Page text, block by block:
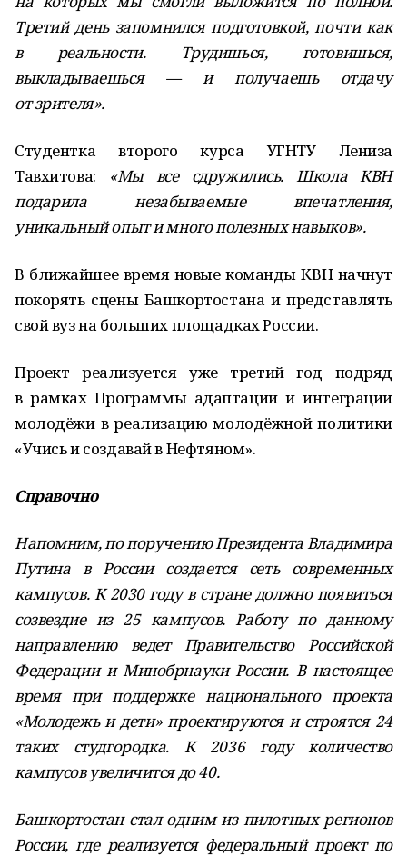
Третий день запомнился подготовкой, почти как
в реальности. Трудишься, готовишься,
выкладываешься — и получаешь отдачу
от зрителя».
Студентка второго курса УГНТУ Лениза
Тавхитова: «Мы все сдружились. Школа КВН
подарила незабываемые впечатления,
уникальный опыт и много полезных навыков».
В ближайшее время новые команды КВН начнут
покорять сцены Башкортостана и представлять
свой вуз на больших площадках России.
Проект реализуется уже третий год подряд
в рамках Программы адаптации и интеграции
молодёжи в реализацию молодёжной политики
«Учись и создавай в Нефтяном».
Справочно
Напомним, по поручению Президента Владимира
Путина в России создается сеть современных
кампусов. К 2030 году в стране должно появиться
созвездие из 25 кампусов. Работу по данному
направлению ведет Правительство Российской
Федерации и Минобрнауки России. В настоящее
время при поддержке национального проекта
«Молодежь и дети» проектируются и строятся 24
таких студгородка. К 2036 году количество
кампусов увеличится до 40.
Башкортостан стал одним из пилотных регионов
России, где реализуется федеральный проект по